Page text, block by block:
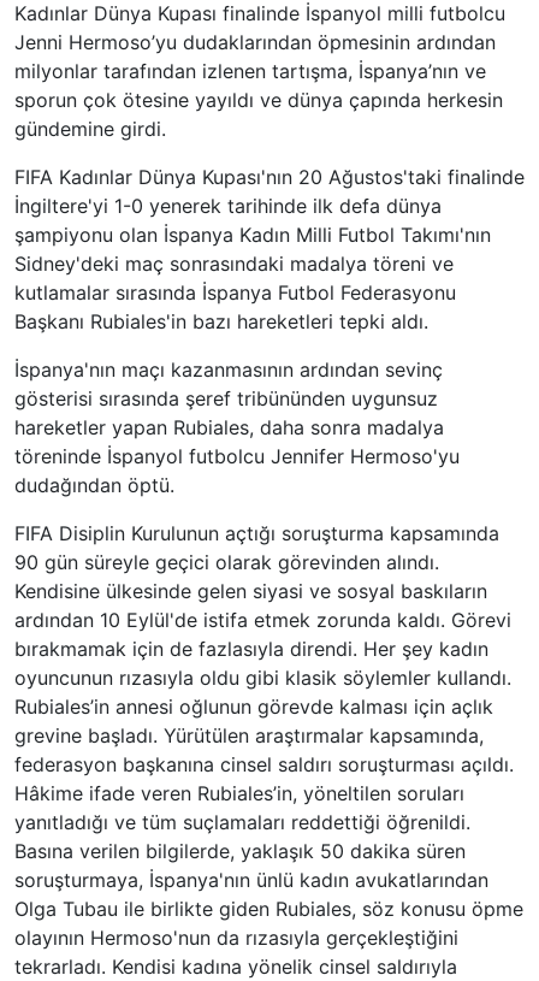
Kadınlar Dünya Kupası finalinde İspanyol milli futbolcu
Jenni Hermoso’yu dudaklarından öpmesinin ardından
milyonlar tarafından izlenen tartışma, İspanya’nın ve
sporun çok ötesine yayıldı ve dünya çapında herkesin
gündemine girdi.
FIFA Kadınlar Dünya Kupası'nın 20 Ağustos'taki finalinde
İngiltere'yi 1-0 yenerek tarihinde ilk defa dünya
şampiyonu olan İspanya Kadın Milli Futbol Takımı'nın
Sidney'deki maç sonrasındaki madalya töreni ve
kutlamalar sırasında İspanya Futbol Federasyonu
Başkanı Rubiales'in bazı hareketleri tepki aldı.
İspanya'nın maçı kazanmasının ardından sevinç
gösterisi sırasında şeref tribününden uygunsuz
hareketler yapan Rubiales, daha sonra madalya
töreninde İspanyol futbolcu Jennifer Hermoso'yu
dudağından öptü.
FIFA Disiplin Kurulunun açtığı soruşturma kapsamında
90 gün süreyle geçici olarak görevinden alındı.
Kendisine ülkesinde gelen siyasi ve sosyal baskıların
ardından 10 Eylül'de istifa etmek zorunda kaldı. Görevi
bırakmamak için de fazlasıyla direndi. Her şey kadın
oyuncunun rızasıyla oldu gibi klasik söylemler kullandı.
Rubiales’in annesi oğlunun görevde kalması için açlık
grevine başladı. Yürütülen araştırmalar kapsamında,
federasyon başkanına cinsel saldırı soruşturması açıldı.
Hâkime ifade veren Rubiales’in, yöneltilen soruları
yanıtladığı ve tüm suçlamaları reddettiği öğrenildi.
Basına verilen bilgilerde, yaklaşık 50 dakika süren
soruşturmaya, İspanya'nın ünlü kadın avukatlarından
Olga Tubau ile birlikte giden Rubiales, söz konusu öpme
olayının Hermoso'nun da rızasıyla gerçekleştiğini
tekrarladı. Kendisi kadına yönelik cinsel saldırıyla